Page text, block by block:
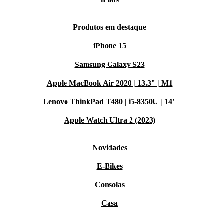
Produtos em destaque
iPhone 15
Samsung Galaxy S23
Apple MacBook Air 2020 | 13.3" | M1
Lenovo ThinkPad T480 | i5-8350U | 14"
Apple Watch Ultra 2 (2023)
Novidades
E-Bikes
Consolas
Casa